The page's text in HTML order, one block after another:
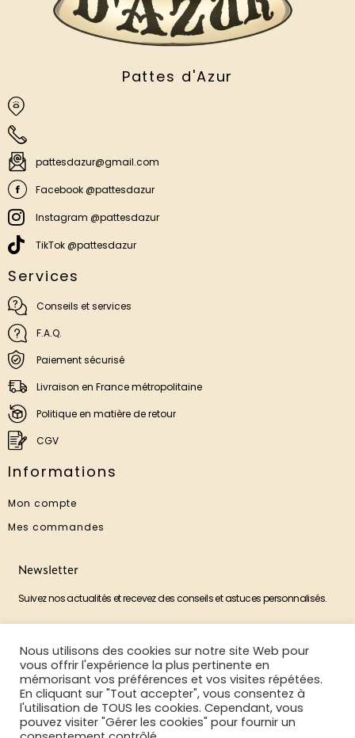
Pattes d'Azur
pattesdazur@gmail.com
Facebook @pattesdazur
Instagram @pattesdazur
TikTok @pattesdazur
Services
Conseils et services
F.A.Q.
Paiement sécurisé
Livraison en France métropolitaine
Politique en matière de retour
CGV
Informations
Mon compte
Mes commandes
Newsletter
Suivez nos actualités et recevez des conseils et astuces personnalisés.
M'ABONNER
©2025 La Boutique Aux Poils Mentions légales
Nous utilisons des cookies sur notre site Web pour
vous offrir l'expérience la plus pertinente en
mémorisant vos préférences et vos visites répétées.
En cliquant sur "Tout accepter", vous consentez à
l'utilisation de TOUS les cookies. Cependant, vous
pouvez visiter "Gérer les cookies" pour fournir un